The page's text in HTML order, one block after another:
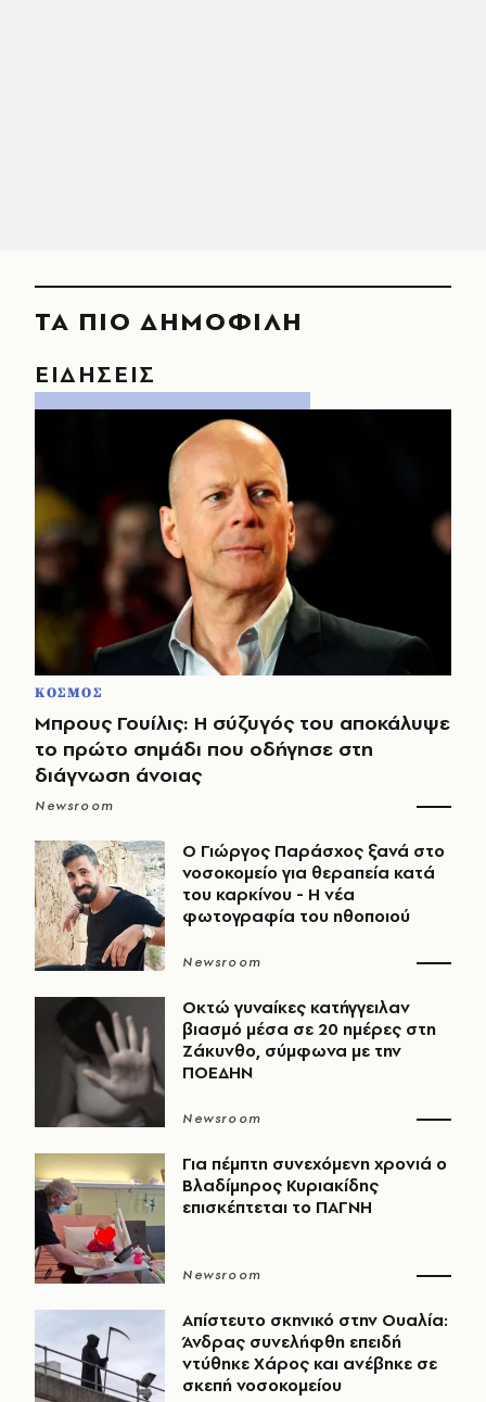
ΤΑ ΠΙΟ ΔΗΜΟΦΙΛΗ
ΕΙΔΗΣΕΙΣ
ΚΟΣΜΟΣ
Μπρους Γουίλις: Η σύζυγός του αποκάλυψε
το πρώτο σημάδι που οδήγησε στη
διάγνωση άνοιας
Newsroom
O Γιώργος Παράσχος ξανά στο
νοσοκομείο για θεραπεία κατά
του καρκίνου - Η νέα
φωτογραφία του ηθοποιού
Newsroom
Οκτώ γυναίκες κατήγγειλαν
βιασμό μέσα σε 20 ημέρες στη
Ζάκυνθο, σύμφωνα με την
ΠΟΕΔΗΝ
Newsroom
Για πέμπτη συνεχόμενη χρονιά ο
Βλαδίμηρος Κυριακίδης
επισκέπτεται το ΠΑΓΝΗ
Newsroom
Απίστευτο σκηνικό στην Ουαλία:
Άνδρας συνελήφθη επειδή
ντύθηκε Χάρος και ανέβηκε σε
σκεπή νοσοκομείου